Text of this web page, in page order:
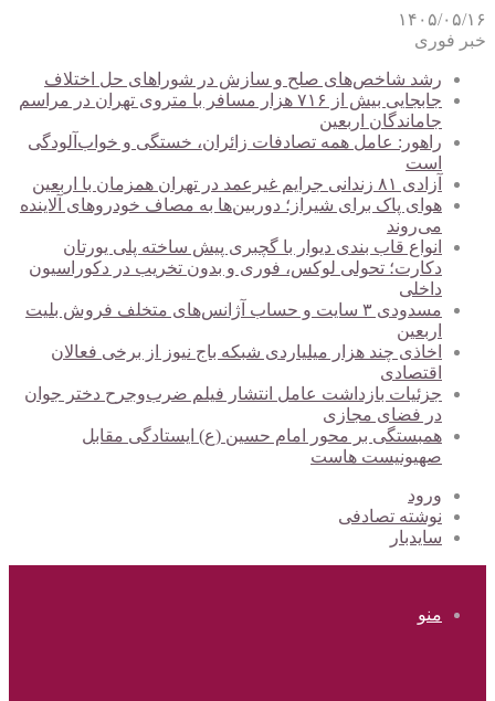
۱۴۰۵/۰۵/۱۶
خبر فوری
رشد شاخص‌های صلح و سازش در شوراهای حل اختلاف
جابجایی بیش از ۷۱۶ هزار مسافر با متروی تهران در مراسم
جاماندگان اربعین
راهور: عامل همه تصادفات زائران، خستگی و خواب‌آلودگی
است
آزادی ۸۱ زندانی جرایم غیرعمد در تهران همزمان با اربعین
هوای پاک برای شیراز؛ دوربین‌ها به مصاف خودروهای آلاینده
می‌روند
انواع قاب بندی دیوار با گچبری پیش ساخته پلی یورتان
دکارت؛ تحولی لوکس، فوری و بدون تخریب در دکوراسیون
داخلی
مسدودی ۳ سایت و حساب آژانس‌های متخلف فروش بلیت
اربعین
اخاذی چند هزار میلیاردی شبکه باج نیوز از برخی فعالان
اقتصادی
جزئیات بازداشت عامل انتشار فیلم ضرب‌وجرح دختر جوان
در فضای مجازی
همبستگی بر محور امام حسین (ع) ایستادگی مقابل
صهیونیست هاست
ورود
نوشته تصادفی
سایدبار
منو